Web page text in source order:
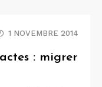
1 NOVEMBRE 2014
: migrer